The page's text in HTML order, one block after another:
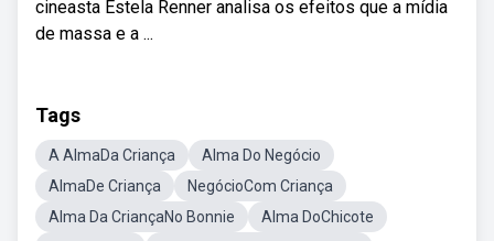
cineasta Estela Renner analisa os efeitos que a mídia
de massa e a ...
Tags
A AlmaDa Criança
Alma Do Negócio
AlmaDe Criança
NegócioCom Criança
Alma Da CriançaNo Bonnie
Alma DoChicote